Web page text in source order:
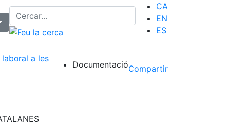
CA
EN
ES
a les
DocumentacióCompartir